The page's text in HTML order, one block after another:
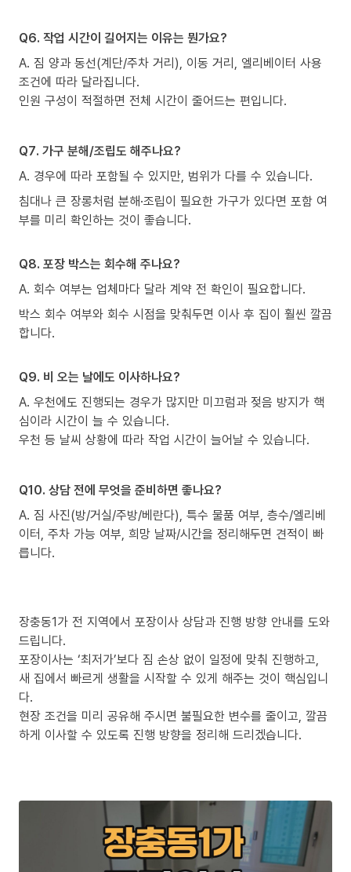
Q6. 작업 시간이 길어지는 이유는 뭔가요?
A. 짐 양과 동선(계단/주차 거리), 이동 거리, 엘리베이터 사용
조건에 따라 달라집니다.
인원 구성이 적절하면 전체 시간이 줄어드는 편입니다.
Q7. 가구 분해/조립도 해주나요?
A. 경우에 따라 포함될 수 있지만, 범위가 다를 수 있습니다.
침대나 큰 장롱처럼 분해·조립이 필요한 가구가 있다면 포함 여
부를 미리 확인하는 것이 좋습니다.
Q8. 포장 박스는 회수해 주나요?
A. 회수 여부는 업체마다 달라 계약 전 확인이 필요합니다.
박스 회수 여부와 회수 시점을 맞춰두면 이사 후 집이 훨씬 깔끔
합니다.
Q9. 비 오는 날에도 이사하나요?
A. 우천에도 진행되는 경우가 많지만 미끄럼과 젖음 방지가 핵
심이라 시간이 늘 수 있습니다.
우천 등 날씨 상황에 따라 작업 시간이 늘어날 수 있습니다.
Q10. 상담 전에 무엇을 준비하면 좋나요?
A. 짐 사진(방/거실/주방/베란다), 특수 물품 여부, 층수/엘리베
이터, 주차 가능 여부, 희망 날짜/시간을 정리해두면 견적이 빠
릅니다.
장충동1가 전 지역에서 포장이사 상담과 진행 방향 안내를 도와
드립니다.
포장이사는 ‘최저가’보다 짐 손상 없이 일정에 맞춰 진행하고,
새 집에서 빠르게 생활을 시작할 수 있게 해주는 것이 핵심입니
다.
현장 조건을 미리 공유해 주시면 불필요한 변수를 줄이고, 깔끔
하게 이사할 수 있도록 진행 방향을 정리해 드리겠습니다.